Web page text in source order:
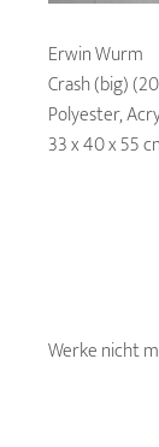
Erwin Wurm
Crash (big)
Polyester,
33 x 40 x 55
Werke nicht